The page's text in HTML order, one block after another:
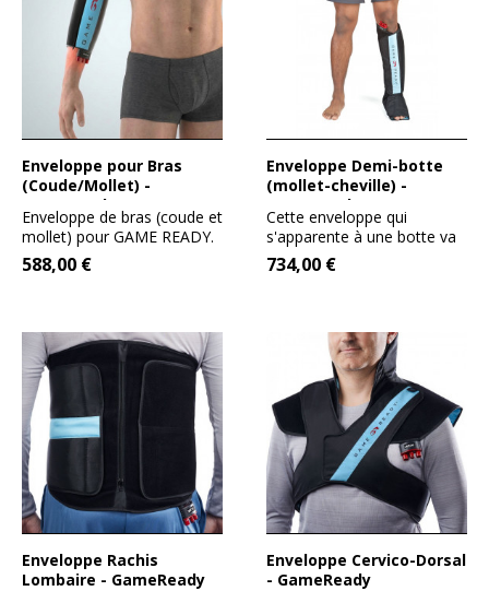
Enveloppe pour Bras
(Coude/Mollet) -
GameReady
Enveloppe de bras (coude et
mollet) pour GAME READY.
Particulièrement...
588,00 €
Enveloppe Demi-botte
(mollet-cheville) -
GameReady
Cette enveloppe qui
s'apparente à une botte va
permettre d'appliquer
l'effet...
734,00 €
Enveloppe Rachis
Lombaire - GameReady
Enveloppe Cervico-Dorsal
- GameReady